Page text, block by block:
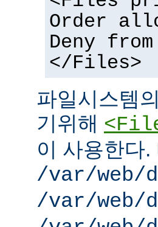
Order
Deny
</Files>
파일시스템
기위해
이 사용한다
/var/
/var/